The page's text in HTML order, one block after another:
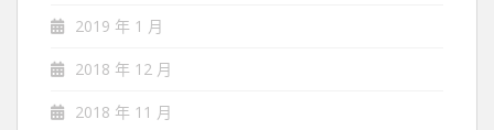
2019 年 1 月
2018 年 12 月
2018 年 11 月